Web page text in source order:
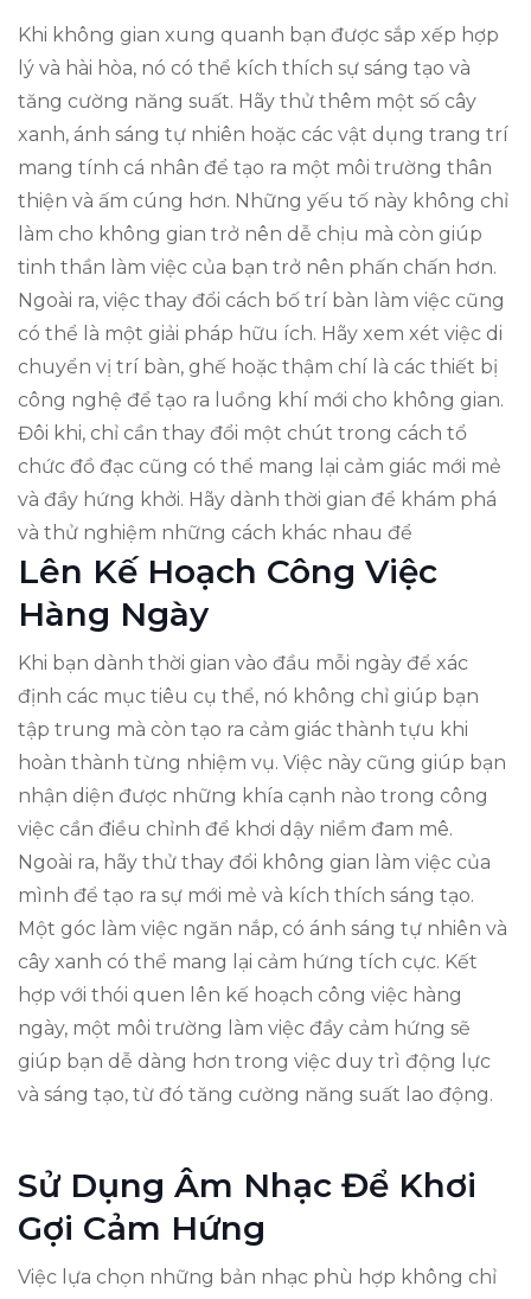
Khi không gian xung quanh bạn được sắp xếp hợp
lý và hài hòa, nó có thể kích thích sự sáng tạo và
tăng cường năng suất. Hãy thử thêm một số cây
xanh, ánh sáng tự nhiên hoặc các vật dụng trang trí
mang tính cá nhân để tạo ra một môi trường thân
thiện và ấm cúng hơn. Những yếu tố này không chỉ
làm cho không gian trở nên dễ chịu mà còn giúp
tinh thần làm việc của bạn trở nên phấn chấn hơn.
Ngoài ra, việc thay đổi cách bố trí bàn làm việc cũng
có thể là một giải pháp hữu ích. Hãy xem xét việc di
chuyển vị trí bàn, ghế hoặc thậm chí là các thiết bị
công nghệ để tạo ra luồng khí mới cho không gian.
Đôi khi, chỉ cần thay đổi một chút trong cách tổ
chức đồ đạc cũng có thể mang lại cảm giác mới mẻ
và đầy hứng khởi. Hãy dành thời gian để khám phá
và thử nghiệm những cách khác nhau để
Lên Kế Hoạch Công Việc
Hàng Ngày
Khi bạn dành thời gian vào đầu mỗi ngày để xác
định các mục tiêu cụ thể, nó không chỉ giúp bạn
tập trung mà còn tạo ra cảm giác thành tựu khi
hoàn thành từng nhiệm vụ. Việc này cũng giúp bạn
nhận diện được những khía cạnh nào trong công
việc cần điều chỉnh để khơi dậy niềm đam mê.
Ngoài ra, hãy thử thay đổi không gian làm việc của
mình để tạo ra sự mới mẻ và kích thích sáng tạo.
Một góc làm việc ngăn nắp, có ánh sáng tự nhiên và
cây xanh có thể mang lại cảm hứng tích cực. Kết
hợp với thói quen lên kế hoạch công việc hàng
ngày, một môi trường làm việc đầy cảm hứng sẽ
giúp bạn dễ dàng hơn trong việc duy trì động lực
và sáng tạo, từ đó tăng cường năng suất lao động.
Sử Dụng Âm Nhạc Để Khơi
Gợi Cảm Hứng
Việc lựa chọn những bản nhạc phù hợp không chỉ